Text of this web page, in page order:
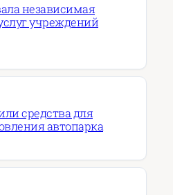
независимая
учреждений
средства для
автопарка